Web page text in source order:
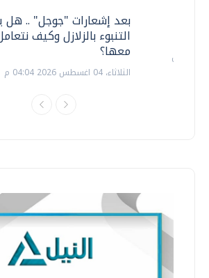
بعد إشعارات "جوجل" .. هل
التنبوء بالزلازل وكيف
معها؟
الثلاثاء، 04 اغسطس 2026 04:04 م